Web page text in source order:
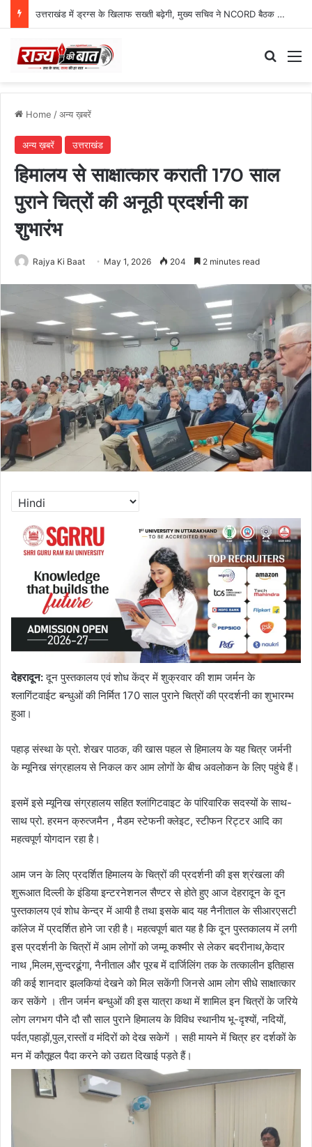
उत्तराखंड में ड्रग्स के खिलाफ सख्ती बढ़ेगी, मुख्य सचिव ने NCORD बैठक में दिए कड़े निर्देश
Home /अन्य ख़बरें
अन्य ख़बरें उत्तराखंड
हिमालय से साक्षात्कार कराती 170 साल
पुराने चित्रों की अनूठी प्रदर्शनी का
शुभारंभ
Rajya Ki Baat May 1, 2026 204 2 minutes read
देहरादून:दून पुस्तकालय एवं शोध केंद्र में शुक्रवार की शाम जर्मन के
श्लागिंटवाईट बन्धुओं की निर्मित 170 साल पुराने चित्रों की प्रदर्शनी का शुभारम्भ
हुआ।
पहाड़ संस्था के प्रो. शेखर पाठक, की खास पहल से हिमालय के यह चित्र जर्मनी
के म्यूनिख संग्रहालय से निकल कर आम लोगों के बीच अवलोकन के लिए पहुंचे हैं।
इसमें इसे म्यूनिख संग्रहालय सहित श्लांगिटवाइट के पांरिवारिक सदस्यों के साथ-
साथ प्रो. हरमन क्रुत्जमैन , मैडम स्टेफनी क्लेइट, स्टीफन रिट्टर आदि का
महत्वपूर्ण योगदान रहा है।
आम जन के लिए प्रदर्शित हिमालय के चित्रों की प्रदर्शनी की इस श्रंखला की
शुरूआत दिल्ली के इंडिया इन्टरनेशनल सैण्टर से होते हुए आज देहरादून के दून
पुस्तकालय एवं शोध केन्द्र में आयी है तथा इसके बाद यह नैनीताल के सीआरएसटी
काॅलेज में प्रदर्शित होने जा रही है। महत्वपूर्ण बात यह है कि दून पुस्तकालय में लगी
इस प्रदर्शनी के चित्रों में आम लोगों को जम्मू कश्मीर से लेकर बदरीनाथ,केदार
नाथ ,मिलम,सुन्दरढूंगा, नैनीताल और पूरब में दार्जिलिंग तक के तत्कालीन इतिहास
की कई शानदार झलकियां देखने को मिल सकेंगी जिनसे आम लोग सीधे साक्षात्कार
कर सकेंगे । तीन जर्मन बन्धुओं की इस यात्रा कथा में शामिल इन चित्रों के जरिये
लोग लगभग पौने दौ सौ साल पुराने हिमालय के विविध स्थानीय भू-दृश्यों, नदियों,
पर्वत,पहाड़ों,पुल,रास्तों व मंदिरों को देख सकेगें । सही मायने में चित्र हर दर्शकों के
मन में कौतूहल पैदा करने को उद्यत दिखाई पड़ते हैं।